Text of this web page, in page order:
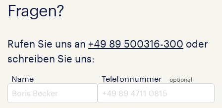
Fragen?
Rufen Sie uns an +49 89 500316-300 oder
schreiben Sie uns:
Name Telefonnummer